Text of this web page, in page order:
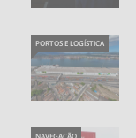
PORTOS E LOGÍSTICA
NAVEGAÇÃO